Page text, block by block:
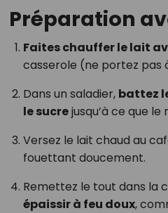
Préparation
Faites chauffer le lait
casserole (ne portez pas
Dans un saladier, battez
le sucrejusqu’à ce que le
Versez le lait chaud au
fouettant doucement.
Remettez le tout dans la
épaissir à feu doux,